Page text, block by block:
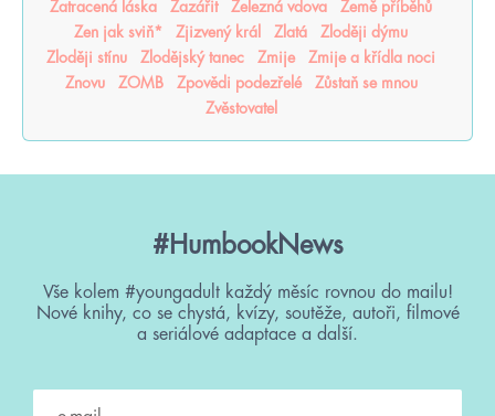
Zatracená láska
Zazářit Železná vdova
Země příběhů
Zen jak sviň*
Zjizvený král Zlatá
Zloději dýmu
Zloději stínu
Zlodějský tanec Zmije
Zmije a křídla noci
Znovu
ZOMB Zpovědi podezřelé
Zůstaň se mnou
Zvěstovatel
#HumbookNews
Vše kolem #youngadult každý měsíc rovnou do mailu!
Nové knihy, co se chystá, kvízy, soutěže, autoři, filmové
a seriálové adaptace a další.